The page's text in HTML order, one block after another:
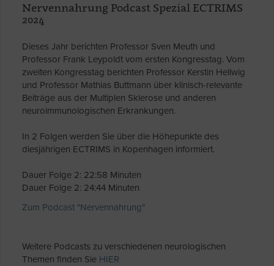
Nervennahrung Podcast Spezial ECTRIMS
2024
Dieses Jahr berichten Professor Sven Meuth und
Professor Frank Leypoldt vom ersten Kongresstag. Vom
zweiten Kongresstag berichten Professor Kerstin Hellwig
und Professor Mathias Buttmann über klinisch-relevante
Beiträge aus der Multiplen Sklerose und anderen
neuroimmunologischen Erkrankungen.
In 2 Folgen werden Sie über die Höhepunkte des
diesjährigen ECTRIMS in Kopenhagen informiert.
Dauer Folge 2: 22:58 Minuten
Dauer Folge 2: 24:44 Minuten
Zum Podcast "Nervennahrung"
Weitere Podcasts zu verschiedenen neurologischen
Themen finden Sie HIER